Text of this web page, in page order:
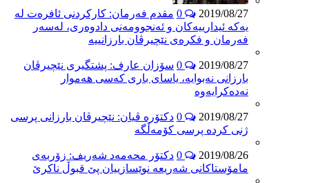
2019/08/27
مقدم فەرمان: کارکردنی ئافرەت لە
یەکە ئیدارییەکان و ئەنجوومەنی دادوەری، لەسەر
فەرمان و فکرەی نێچیرڤان بارزانییە
2019/08/27
سۆزان عارف: پشتگیری نێچیرڤان
بارزانی نەبوایە، یاسای باری کەسی هەموار
نەدەکرایەوە
2019/08/27
دکتۆرە ڤیان: نێچیرڤان بارزانی پرسی
ژنی کردە پرسی کۆمەڵگە
2019/08/26
دکتۆر محەمەد شەریف: زۆربەی
مامۆستاکانی شەریعە نوێسازییان پێ قبوڵ ناکرێ